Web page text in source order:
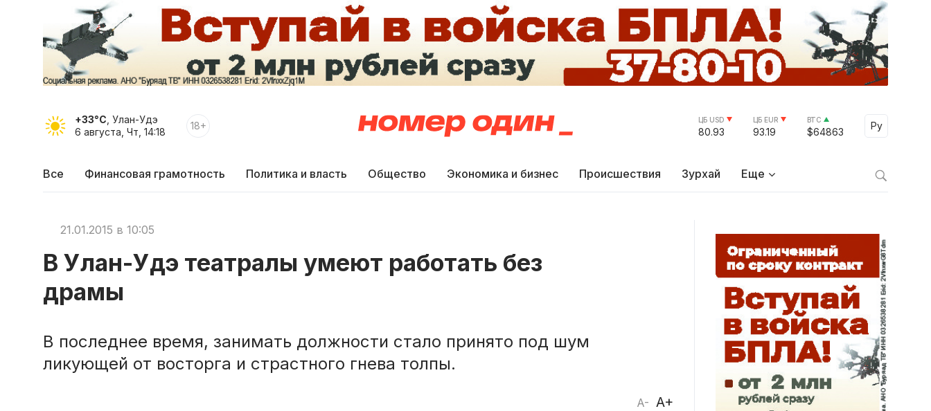
+33°C , Улан-Удэ
6 августа, Чт, 14:18
18+ ЦБ USD
80.93
ЦБ EUR
93.19
BTC
$64863
Ру
Все Финансовая грамотность Политика и власть Общество Экономика и бизнес Происшествия Зурхай Еще
21.01.2015 в 10:05
В Улан-Удэ театралы умеют работать без
драмы
В последнее время, занимать должности стало принято под шум
ликующей от восторга и страстного гнева толпы.
A- A+